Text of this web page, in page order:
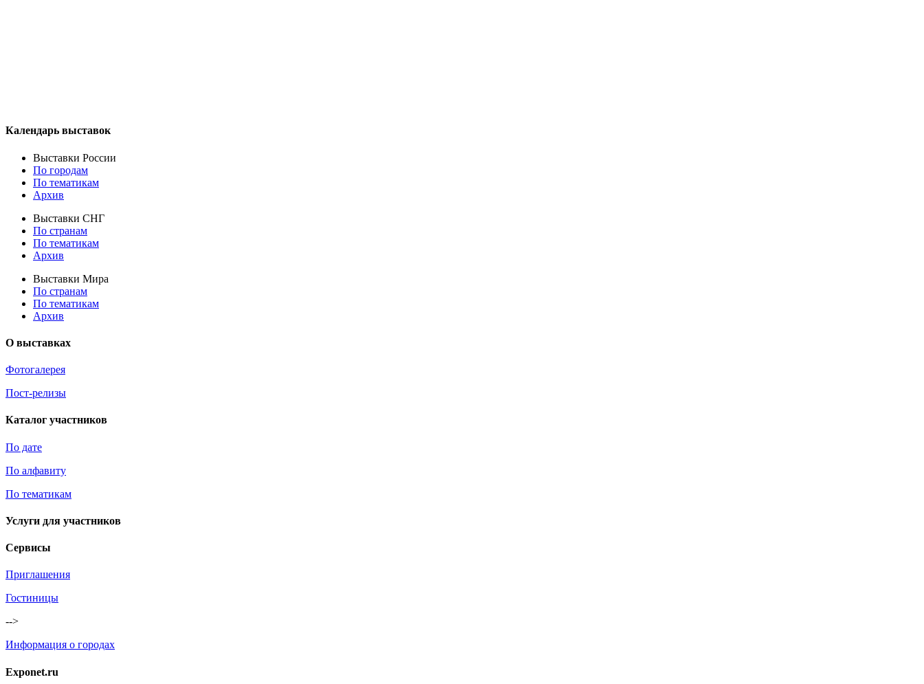
Календарь выставок
Выставки России
По городам
По тематикам
Архив
Выставки СНГ
По странам
По тематикам
Архив
Выставки Мира
По странам
По тематикам
Архив
О выставках
Фотогалерея
Пост-релизы
Каталог участников
По дате
По алфавиту
По тематикам
Услуги для участников
Сервисы
Приглашения
Гостиницы
-->
Информация о городах
Exponet.ru